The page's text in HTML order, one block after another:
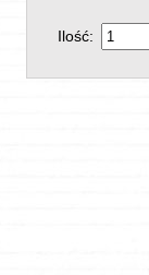
Ilość: